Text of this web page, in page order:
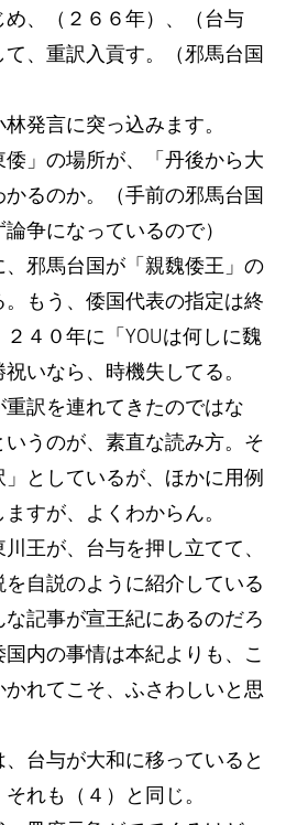
め、（２６６年）、（台与
、重訳入貢す。（邪馬台国
発言に突っ込みます。
倭」の場所が、「丹後から大
るのか。（手前の邪馬台国
争になっているので）
、邪馬台国が「親魏倭王」の
もう、倭国代表の指定は終
４０年に「YOUは何しに魏
いなら、時機失してる。
重訳を連れてきたのではな
いうのが、素直な読み方。そ
としているが、ほかに用例
すが、よくわからん。
川王が、台与を押し立てて、
自説のように紹介している
記事が宣王紀にあるのだろ
内の事情は本紀よりも、こ
れてこそ、ふさわしいと思
、台与が大和に移っていると
れも（４）と同じ。